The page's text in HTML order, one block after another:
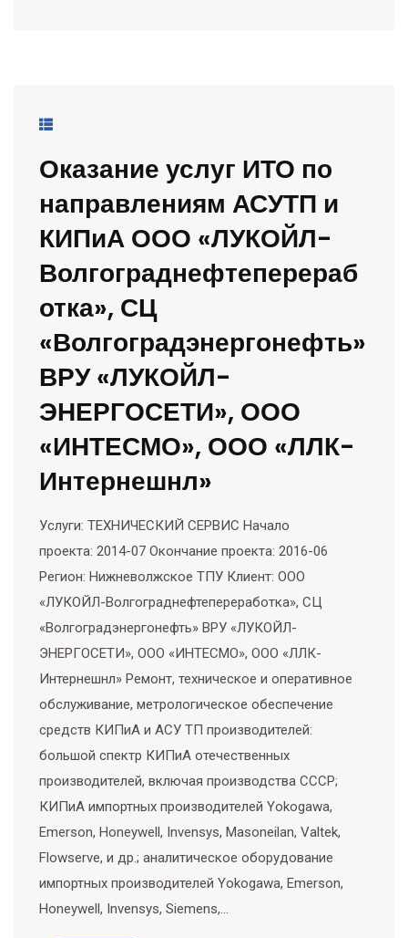
Оказание услуг ИТО по
направлениям АСУТП и
КИПиА ООО «ЛУКОЙЛ-
Волгограднефтеперераб
отка», СЦ
«Волгоградэнергонефть»
ВРУ «ЛУКОЙЛ-
ЭНЕРГОСЕТИ», ООО
«ИНТЕСМО», ООО «ЛЛК-
Интернешнл»
Услуги: ТЕХНИЧЕСКИЙ СЕРВИС Начало
проекта: 2014-07 Окончание проекта: 2016-06
Регион: Нижневолжское ТПУ Клиент: ООО
«ЛУКОЙЛ-Волгограднефтепереработка», СЦ
«Волгоградэнергонефть» ВРУ «ЛУКОЙЛ-
ЭНЕРГОСЕТИ», ООО «ИНТЕСМО», ООО «ЛЛК-
Интернешнл» Ремонт, техническое и оперативное
обслуживание, метрологическое обеспечение
средств КИПиА и АСУ ТП производителей:
большой спектр КИПиА отечественных
производителей, включая производства СССР;
КИПиА импортных производителей Yokogawa,
Emerson, Honeywell, Invensys, Masoneilan, Valtek,
Flowserve, и др.; аналитическое оборудование
импортных производителей Yokogawa, Emerson,
Honeywell, Invensys, Siemens,…